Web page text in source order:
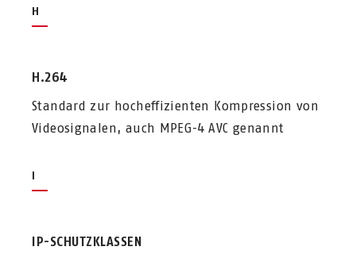
H
H.264
Standard zur hocheffizienten Kompression von
Videosignalen, auch MPEG-4 AVC genannt
I
IP-SCHUTZKLASSEN